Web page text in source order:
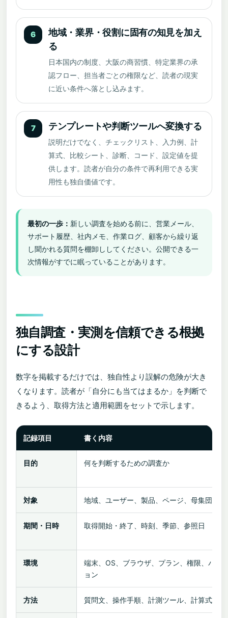
6
地域・業界・役割に固有の知見を加え
る
日本国内の制度、大阪の商習慣、特定業界の承
認フロー、担当者ごとの権限など、読者の現実
に近い条件へ落とし込みます。
7 テンプレートや判断ツールへ変換する
説明だけでなく、チェックリスト、入力例、計
算式、比較シート、診断、コード、設定値を提
供します。読者が自分の条件で再利用できる実
用性も独自価値です。
最初の一歩： 新しい調査を始める前に、営業メール、
サポート履歴、社内メモ、作業ログ、顧客から繰り返
し聞かれる質問を棚卸ししてください。公開できる一
次情報がすでに眠っていることがあります。
独自調査・実測を信頼できる根拠
にする設計
数字を掲載するだけでは、独自性より誤解の危険が大き
くなります。読者が「自分にも当てはまるか」を判断で
きるよう、取得方法と適用範囲をセットで示します。
記録項目 書く内容
目的 何を判断するための調査か
対象 地域、ユーザー、製品、ページ、母集団
期間・日時 取得開始・終了、時刻、季節、参照日
環境
端末、OS、ブラウザ、プラン、権限、バー
ョン
方法 質問文、操作手順、計測ツール、計算式